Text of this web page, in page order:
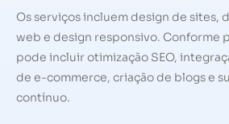
Os serviços incluem design de sites,
web e design responsivo. Conforme
pode incluir otimização SEO,
de e-commerce, criação de blogs e
contínuo.